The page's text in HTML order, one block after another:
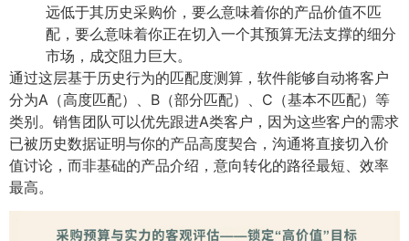
远低于其历史采购价，要么意味着你的产品价值不匹
配，要么意味着你正在切入一个其预算无法支撑的细分
市场，成交阻力巨大。
通过这层基于历史行为的匹配度测算，软件能够自动将客户
分为A（高度匹配）、B（部分匹配）、C（基本不匹配）等
类别。销售团队可以优先跟进A类客户，因为这些客户的需求
已被历史数据证明与你的产品高度契合，沟通将直接切入价
值讨论，而非基础的产品介绍，意向转化的路径最短、效率
最高。